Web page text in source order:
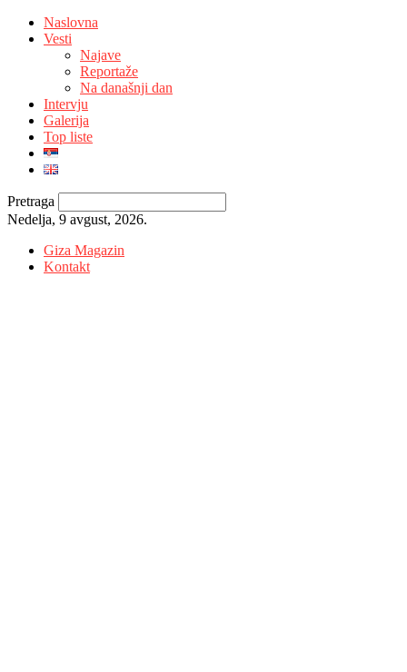
Naslovna
Vesti
Najave
Reportaže
Na današnji dan
Intervju
Galerija
Top liste
Pretraga
Nedelja, 9 avgust, 2026.
Giza Magazin
Kontakt